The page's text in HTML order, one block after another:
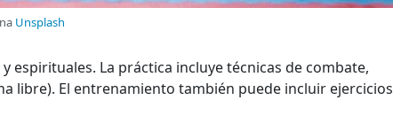
Unsplash
espirituales. La práctica incluye técnicas de combate,
libre). El entrenamiento también puede incluir ejercicios